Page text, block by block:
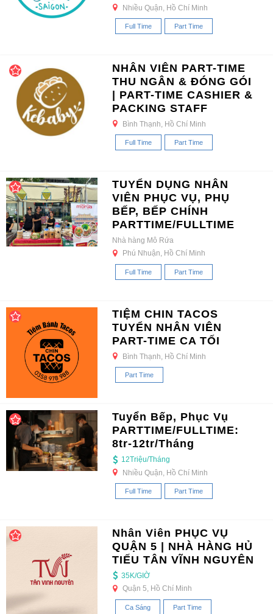
Nhiều Quận, Hồ Chí Minh
Full Time Part Time
NHÂN VIÊN PART-TIME
THU NGÂN & ĐÓNG GÓI
| PART-TIME CASHIER &
PACKING STAFF
Bình Thạnh, Hồ Chí Minh
Full Time Part Time
TUYỂN DỤNG NHÂN
VIÊN PHỤC VỤ, PHỤ
BẾP, BẾP CHÍNH
PARTTIME/FULLTIME
Nhà hàng Mô Rứa
Phú Nhuận, Hồ Chí Minh
Full Time Part Time
TIỆM CHIN TACOS
TUYỂN NHÂN VIÊN
PART-TIME CA TỐI
Bình Thạnh, Hồ Chí Minh
Part Time
Tuyển Bếp, Phục Vụ
PARTTIME/FULLTIME:
8tr-12tr/Tháng
12Triệu/Tháng
Nhiều Quận, Hồ Chí Minh
Full Time Part Time
Nhân Viên PHỤC VỤ
QUẬN 5 | NHÀ HÀNG HỦ
TIẾU TÂN VĨNH NGUYÊN
35K/GIỜ
Quận 5, Hồ Chí Minh
Ca Sáng Part Time